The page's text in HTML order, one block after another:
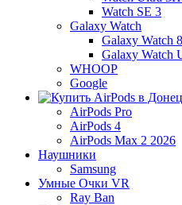
Watch SE 3
Galaxy Watch
Galaxy Watch
Galaxy Watch
WHOOP
Google
AirPods Pro
AirPods 4
AirPods Max 2 2026
Наушники
Samsung
Умные Очки VR
Ray Ban